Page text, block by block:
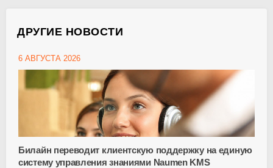
ДРУГИЕ НОВОСТИ
6 АВГУСТА 2026
Билайн переводит клиентскую поддержку на единую
систему управления знаниями Naumen KMS